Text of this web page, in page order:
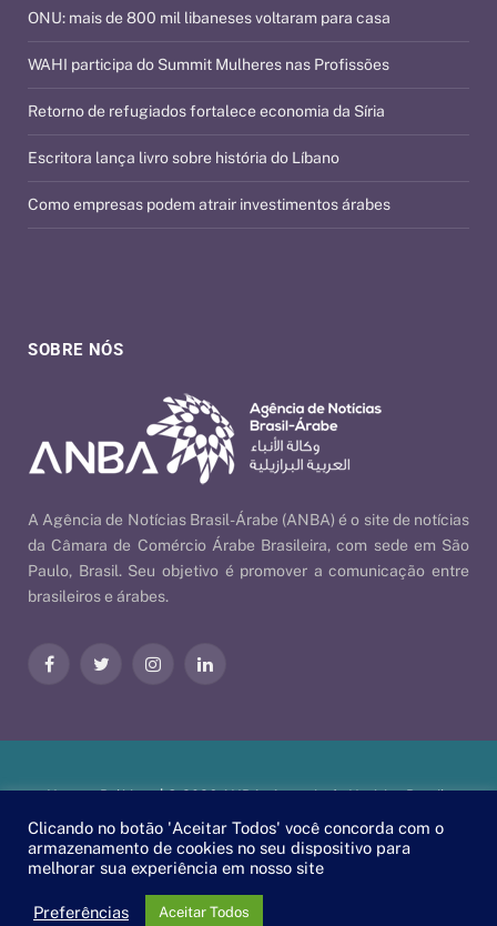
SOBRE NÓS
A Agência de Notícias Brasil-Árabe (ANBA) é o site de notícias
da Câmara de Comércio Árabe Brasileira, com sede em São
Paulo, Brasil. Seu objetivo é promover a comunicação entre
brasileiros e árabes.
FacebookTwitter InstagramLinkedIn
ONU: mais de 800 mil libaneses voltaram para casa
WAHI participa do Summit Mulheres nas Profissões
Retorno de refugiados fortalece economia da Síria
Escritora lança livro sobre história do Líbano
Como empresas podem atrair investimentos árabes
Nossas Políticas| © 2026 ANBA - Agência de Notícias Brasil-
Clicando no botão 'Aceitar Todos' você concorda com o
armazenamento de cookies no seu dispositivo para
melhorar sua experiência em nosso site
Preferências Aceitar Todos
PT EN